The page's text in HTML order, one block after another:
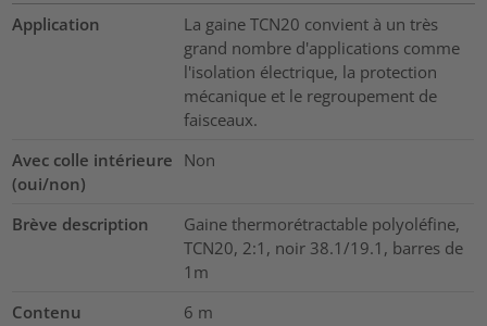
Application
La gaine TCN20 convient à un très
grand nombre d'applications comme
l'isolation électrique, la protection
mécanique et le regroupement de
faisceaux.
Avec colle intérieure
(oui/non)
Non
Brève description
Gaine thermorétractable polyoléfine,
TCN20, 2:1, noir 38.1/19.1, barres de
1m
Contenu
6 m